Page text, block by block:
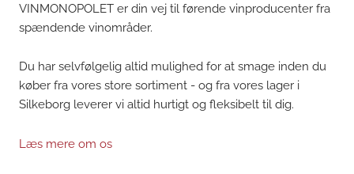
VINMONOPOLET er din vej til førende vinproducenter fra
spændende vinområder.
Du har selvfølgelig altid mulighed for at smage inden du
køber fra vores store sortiment - og fra vores lager i
Silkeborg leverer vi altid hurtigt og fleksibelt til dig.
Læs mere om os